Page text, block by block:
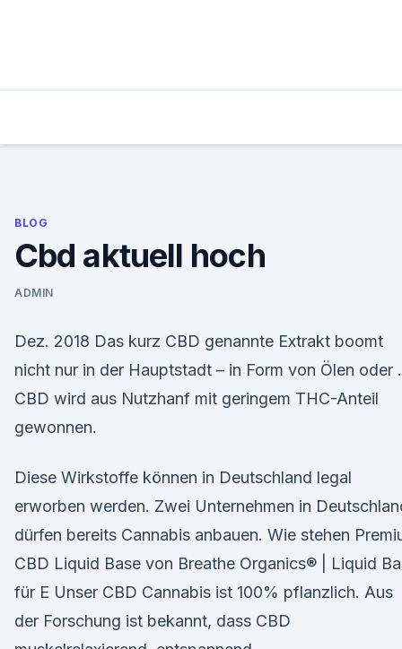
BLOG
Cbd aktuell hoch
ADMIN
Dez. 2018 Das kurz CBD genannte Extrakt boomt
nicht nur in der Hauptstadt – in Form von Ölen oder .
CBD wird aus Nutzhanf mit geringem THC-Anteil
gewonnen.
Diese Wirkstoffe können in Deutschland legal
erworben werden. Zwei Unternehmen in
dürfen bereits Cannabis anbauen. Wie stehen
CBD Liquid Base von Breathe Organics® | Liquid
für E Unser CBD Cannabis ist 100% pflanzlich. Aus
der Forschung ist bekannt, dass CBD